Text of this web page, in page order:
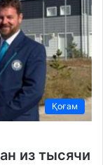
Қоғам
из тысячи